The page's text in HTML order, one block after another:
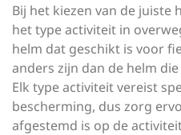
Bij het kiezen van de juiste
het type activiteit in
helm dat geschikt is voor
anders zijn dan de helm
Elk type activiteit vereist
bescherming, dus zorg
afgestemd is op de